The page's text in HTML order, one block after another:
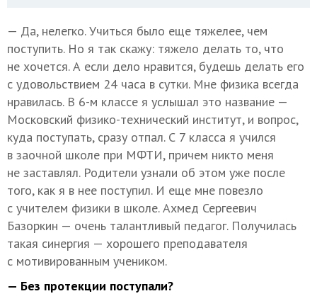
— Да, нелегко. Учиться было еще тяжелее, чем
поступить. Но я так скажу: тяжело делать то, что
не хочется. А если дело нравится, будешь делать его
с удовольствием 24 часа в сутки. Мне физика всегда
нравилась. В 6-м классе я услышал это название —
Московский физико-технический институт, и вопрос,
куда поступать, сразу отпал. С 7 класса я учился
в заочной школе при МФТИ, причем никто меня
не заставлял. Родители узнали об этом уже после
того, как я в нее поступил. И еще мне повезло
с учителем физики в школе. Ахмед Сергеевич
Базоркин — очень талантливый педагог. Получилась
такая синергия — хорошего преподавателя
с мотивированным учеником.
— Без протекции поступали?